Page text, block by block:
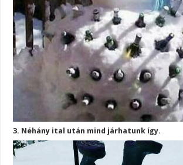
3. Néhány ital után mind járhatunk így.